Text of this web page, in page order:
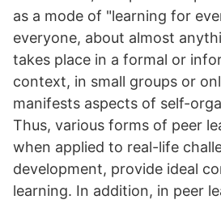
as a mode of "learning for
everyone, about almost
takes place in a formal or
context, in small groups or
manifests aspects of self-
Thus, various forms of peer
when applied to real-life
development, provide ideal
learning. In addition, in peer